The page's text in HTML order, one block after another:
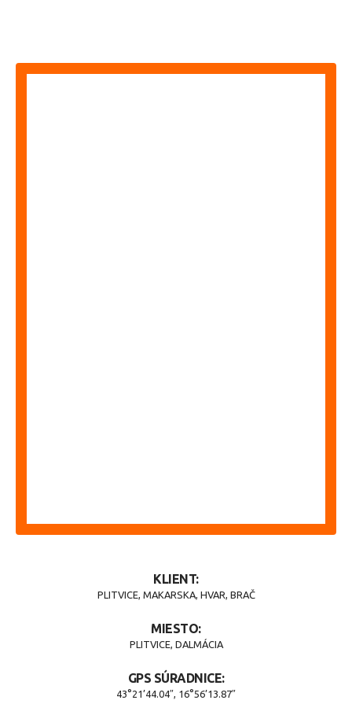
KLIENT:
PLITVICE, MAKARSKA, HVAR, BRAČ
MIESTO:
PLITVICE, DALMÁCIA
GPS SÚRADNICE:
43°21’44.04″, 16°56’13.87″